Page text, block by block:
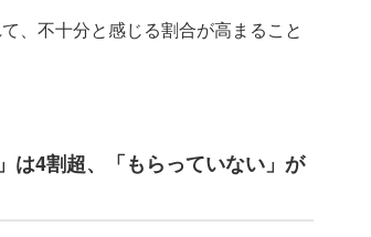
、不十分と感じる割合が高まること
は4割超、「もらっていない」が